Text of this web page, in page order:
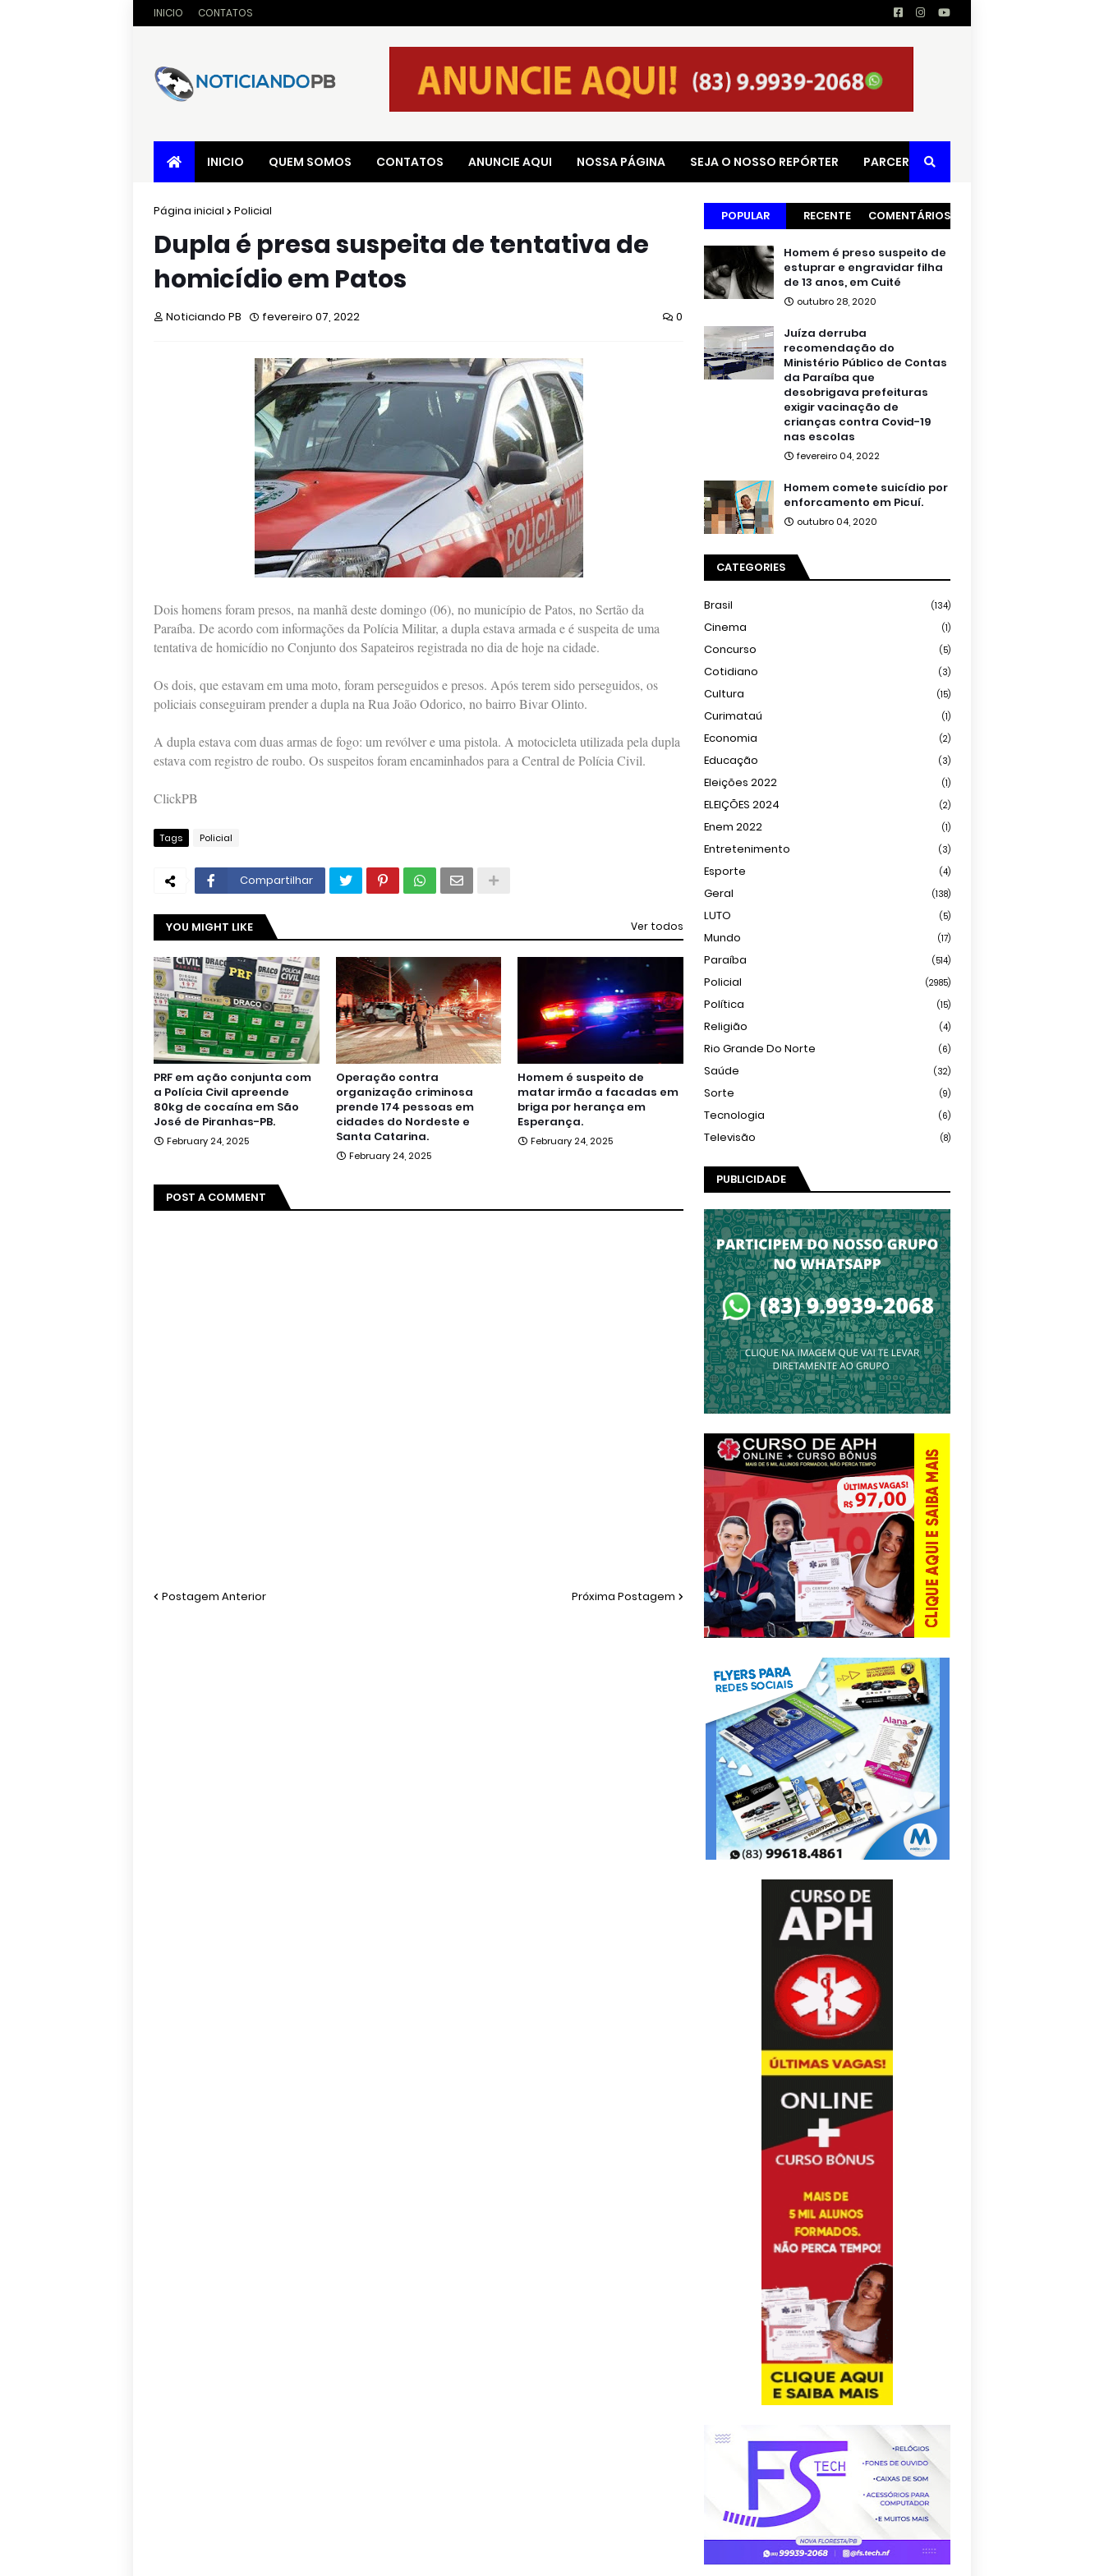
INICIO CONTATOS
INICIO QUEM SOMOS CONTATOS ANUNCIE AQUI NOSSA PÁGINA SEJA O NOSSO REPÓRTER PARCERIAS
Página inicial Policial
Dupla é presa suspeita de tentativa de
homicídio em Patos
Noticiando PB fevereiro 07, 2022 0
Dois homens foram presos, na manhã deste domingo (06), no município de Patos, no Sertão da
Paraíba. De acordo com informações da Polícia Militar, a dupla estava armada e é suspeita de uma
tentativa de homicídio no Conjunto dos Sapateiros registrada no dia de hoje na cidade.
Os dois, que estavam em uma moto, foram perseguidos e presos. Após terem sido perseguidos, os
policiais conseguiram prender a dupla na Rua João Odorico, no bairro Bivar Olinto.
A dupla estava com duas armas de fogo: um revólver e uma pistola. A motocicleta utilizada pela dupla
estava com registro de roubo. Os suspeitos foram encaminhados para a Central de Polícia Civil.
ClickPB
Tags Policial
Compartilhar
YOU MIGHT LIKE Ver todos
PRF em ação conjunta com
a Polícia Civil apreende
80kg de cocaína em São
José de Piranhas-PB.
February 24, 2025
Operação contra
organização criminosa
prende 174 pessoas em
cidades do Nordeste e
Santa Catarina.
February 24, 2025
Homem é suspeito de
matar irmão a facadas em
briga por herança em
Esperança.
February 24, 2025
POST A COMMENT
Postagem Anterior Próxima Postagem
POPULAR RECENTE COMENTÁRIOS
Homem é preso suspeito de
estuprar e engravidar filha
de 13 anos, em Cuité
outubro 28, 2020
Juíza derruba
recomendação do
Ministério Público de Contas
da Paraíba que
desobrigava prefeituras
exigir vacinação de
crianças contra Covid-19
nas escolas
fevereiro 04, 2022
Homem comete suicídio por
enforcamento em Picuí.
outubro 04, 2020
CATEGORIES
Brasil (134)
Cinema (1)
Concurso (5)
Cotidiano (3)
Cultura (15)
Curimataú (1)
Economia (2)
Educação (3)
Eleições 2022 (1)
ELEIÇÕES 2024 (2)
Enem 2022 (1)
Entretenimento (3)
Esporte (4)
Geral (138)
LUTO (5)
Mundo (17)
Paraíba (514)
Policial (2985)
Política (15)
Religião (4)
Rio Grande Do Norte (6)
Saúde (32)
Sorte (9)
Tecnologia (6)
Televisão (8)
PUBLICIDADE